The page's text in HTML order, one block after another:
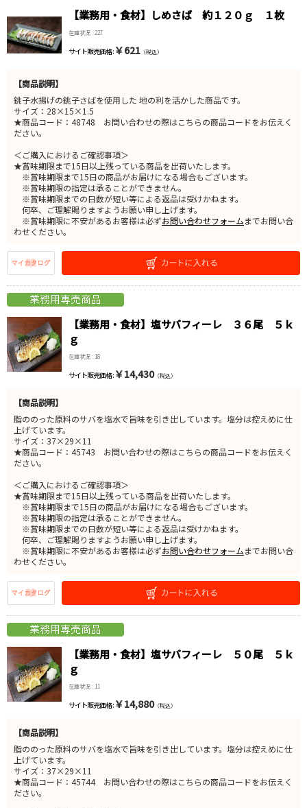
【業務用・食材】しめさば 約１２０ｇ １枚
在庫状況 : 227
サイト販売価格 : ￥621 （税込）
【商品説明】
銚子水揚げの銚子さばを使用した 地の利を活かした商品です。
サイズ：28×15×1.5
★商品コード：48748 お問い合わせの際はこちらの商品コードをお伝えく
ださい。
＜ご購入におけるご確認事項＞
★賞味期限まで15日以上残っている商品を出荷いたします。
※賞味期限まで15日の商品がお届けになる場合もございます。
※賞味期限の指定は承ることができません。
※賞味期限までの日数が短い等による返品は受けかねます。
何卒、ご理解賜りますようお願い申し上げます。
※賞味期限に不安があるお客様は必ずお問い合わせフォームまでお問い合
わせください。
【業務用・食材】塩サバフィーレ ３６尾 ５ｋ
ｇ
在庫状況 : 18
サイト販売価格 : ￥14,430（税込）
【商品説明】
脂ののった原料のサバを塩水で旨味を引き出しています。塩分は控えめに仕
上げています。
サイズ：37×29×11
★商品コード：45743 お問い合わせの際はこちらの商品コードをお伝えく
ださい。
＜ご購入におけるご確認事項＞
★賞味期限まで15日以上残っている商品を出荷いたします。
※賞味期限まで15日の商品がお届けになる場合もございます。
※賞味期限の指定は承ることができません。
※賞味期限までの日数が短い等による返品は受けかねます。
何卒、ご理解賜りますようお願い申し上げます。
※賞味期限に不安があるお客様は必ずお問い合わせフォームまでお問い合
わせください。
【業務用・食材】塩サバフィーレ ５０尾 ５ｋ
ｇ
在庫状況 : 11
サイト販売価格 : ￥14,880（税込）
【商品説明】
脂ののった原料のサバを塩水で旨味を引き出しています。塩分は控えめに仕
上げています。
サイズ：37×29×11
★商品コード：45744 お問い合わせの際はこちらの商品コードをお伝えく
ださい。